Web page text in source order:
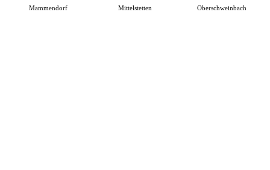
Mammendorf Mittelstetten Oberschweinbach